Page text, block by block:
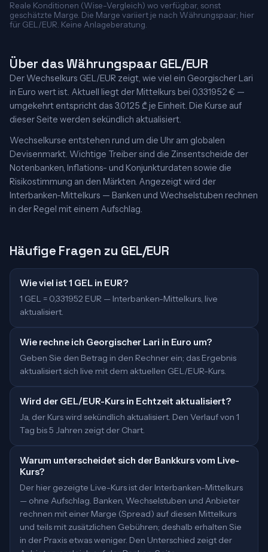
Reale Konditionen (Wise-Vergleich) wo verfügbar, sonst
geschätzte Marge. Die Marge variiert je nach Währungspaar; hier
für GEL/EUR. Keine Anlageberatung.
Über das Währungspaar GEL/EUR
Der Wechselkurs GEL/EUR zeigt, wie viel ein Georgischer Lari
in Euro wert ist. Aktuell liegt der Mittelkurs bei 0,331952 € —
umgekehrt entspricht das 3,0125 ₾ je Einheit. Die Kurse auf
dieser Seite werden sekündlich aktualisiert.
Wechselkurse entstehen rund um die Uhr am globalen
Devisenmarkt. Wichtige Treiber sind die Zinsentscheide der
Notenbanken, Inflations- und Konjunkturdaten sowie die
Risikostimmung an den Märkten. Angezeigt wird der
Interbanken-Mittelkurs — Banken und Wechselstuben rechnen
in der Regel mit einem Aufschlag.
Häufige Fragen zu GEL/EUR
Wie viel ist 1 GEL in EUR?
1 GEL = 0,331952 EUR — Interbanken-Mittelkurs, live
aktualisiert.
Wie rechne ich Georgischer Lari in Euro um?
Geben Sie den Betrag in den Rechner ein; das Ergebnis
aktualisiert sich live mit dem aktuellen GEL/EUR-Kurs.
Wird der GEL/EUR-Kurs in Echtzeit aktualisiert?
Ja, der Kurs wird sekündlich aktualisiert. Den Verlauf von 1
Tag bis 5 Jahren zeigt der Chart.
Warum unterscheidet sich der Bankkurs vom Live-
Kurs?
Der hier gezeigte Live-Kurs ist der Interbanken-Mittelkurs
— ohne Aufschlag. Banken, Wechselstuben und Anbieter
rechnen mit einer Marge (Spread) auf diesen Mittelkurs
und teils mit zusätzlichen Gebühren; deshalb erhalten Sie
in der Praxis etwas weniger. Den Unterschied zeigt der